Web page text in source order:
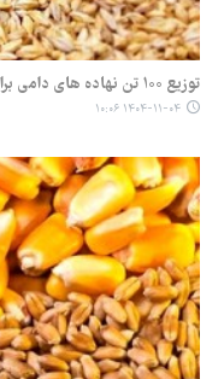
توزیع ۱۰۰ تن نهاده های دامی برای دامداران روستاهای برفگیر بابل
۱۴۰۴-۱۱-۰۴ ۱۰:۰۶